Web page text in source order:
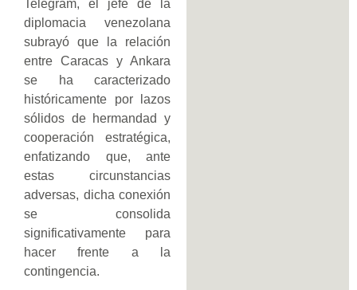
Telegram, el jefe de la
diplomacia venezolana
subrayó que la relación
entre Caracas y Ankara
se ha caracterizado
históricamente por lazos
sólidos de hermandad y
cooperación estratégica,
enfatizando que, ante
estas circunstancias
adversas, dicha conexión
se consolida
significativamente para
hacer frente a la
contingencia.